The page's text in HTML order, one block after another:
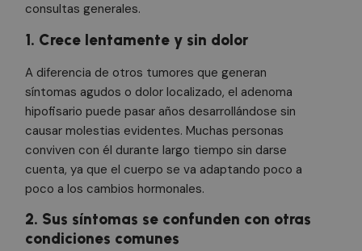
consultas generales.
1. Crece lentamente y sin dolor
A diferencia de otros tumores que generan
síntomas agudos o dolor localizado, el adenoma
hipofisario puede pasar años desarrollándose sin
causar molestias evidentes. Muchas personas
conviven con él durante largo tiempo sin darse
cuenta, ya que el cuerpo se va adaptando poco a
poco a los cambios hormonales.
2. Sus síntomas se confunden con otras
condiciones comunes